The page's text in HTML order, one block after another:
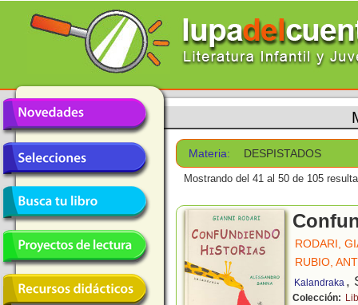
Materia: DESPISTADOS
Mostrando del 41 al 50 de 105
RODARI,
RUBIO,
Kalandraka ,
Colección: